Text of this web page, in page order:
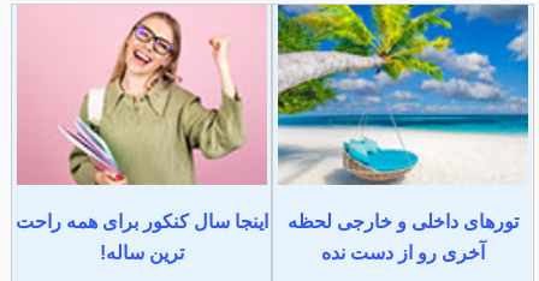
تورهای داخلی و خارجی لحظه
آخری رو از دست نده
اینجا سال کنکور برای همه راحت
ترین ساله!